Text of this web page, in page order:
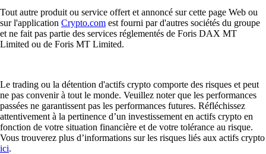
Tout autre produit ou service offert et annoncé sur cette page Web ou
sur l'application Crypto.com est fourni par d'autres sociétés du groupe
et ne fait pas partie des services réglementés de Foris DAX MT
Limited ou de Foris MT Limited.
Le trading ou la détention d'actifs crypto comporte des risques et peut
ne pas convenir à tout le monde. Veuillez noter que les performances
passées ne garantissent pas les performances futures. Réfléchissez
attentivement à la pertinence d’un investissement en actifs crypto en
fonction de votre situation financière et de votre tolérance au risque.
Vous trouverez plus d’informations sur les risques liés aux actifs crypto
ici.